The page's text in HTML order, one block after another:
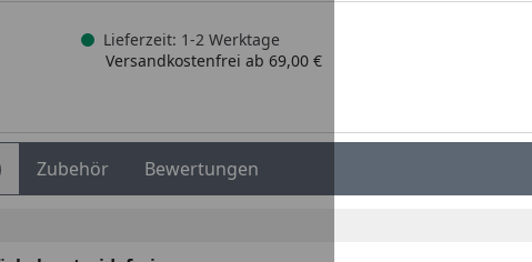
Lieferzeit: 1-2 Werktage
Versandkostenfrei ab 69,00 €
Zubehör Bewertungen